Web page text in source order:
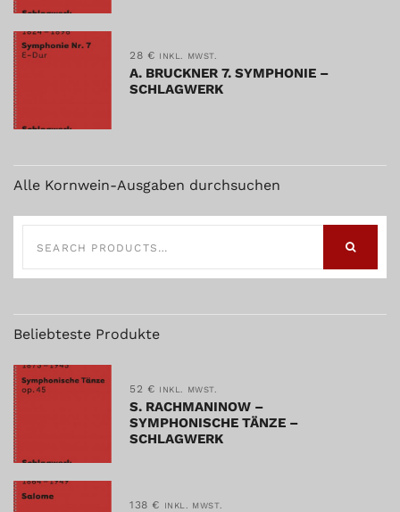
28 € INKL. MWST.
A. BRUCKNER 7. SYMPHONIE –
SCHLAGWERK
Alle Kornwein-Ausgaben durchsuchen
SEARCH
FOR:
Beliebteste Produkte
52 € INKL. MWST.
S. RACHMANINOW –
SYMPHONISCHE TÄNZE –
SCHLAGWERK
138 € INKL. MWST.